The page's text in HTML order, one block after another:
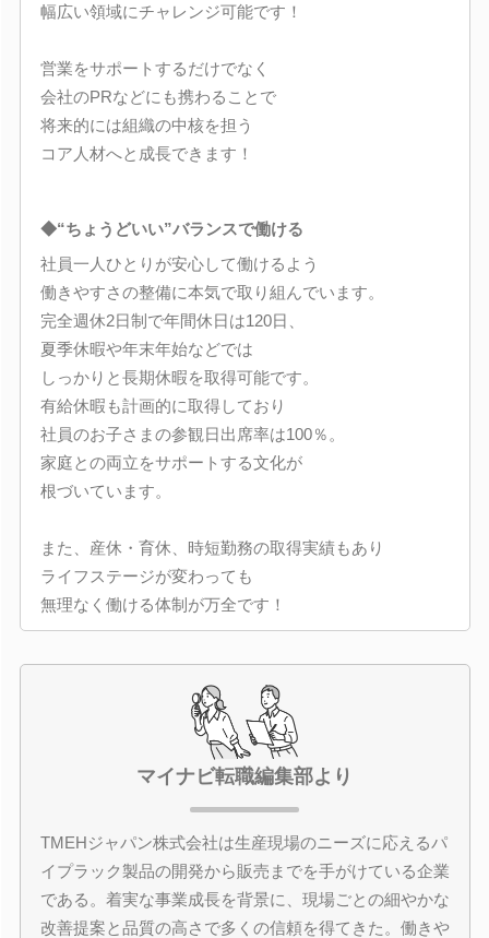
幅広い領域にチャレンジ可能です！
営業をサポートするだけでなく
会社のPRなどにも携わることで
将来的には組織の中核を担う
コア人材へと成長できます！
◆“ちょうどいい”バランスで働ける
社員一人ひとりが安心して働けるよう
働きやすさの整備に本気で取り組んでいます。
完全週休2日制で年間休日は120日、
夏季休暇や年末年始などでは
しっかりと長期休暇を取得可能です。
有給休暇も計画的に取得しており
社員のお子さまの参観日出席率は100％。
家庭との両立をサポートする文化が
根づいています。
また、産休・育休、時短勤務の取得実績もあり
ライフステージが変わっても
無理なく働ける体制が万全です！
マイナビ転職編集部より
TMEHジャパン株式会社は生産現場のニーズに応えるパ
イプラック製品の開発から販売までを手がけている企業
である。着実な事業成長を背景に、現場ごとの細やかな
改善提案と品質の高さで多くの信頼を得てきた。働きや